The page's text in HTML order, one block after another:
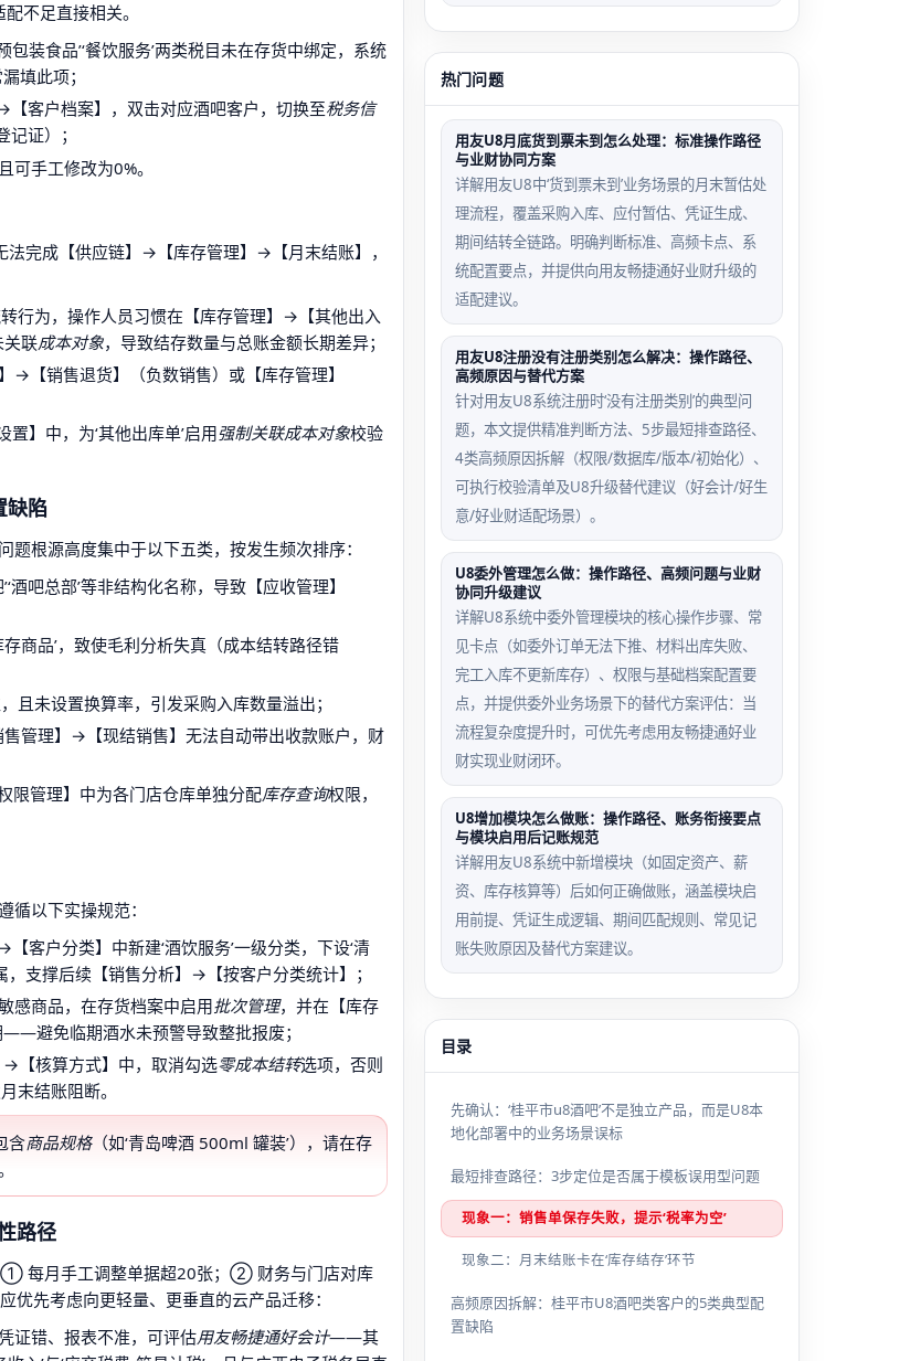
不足直接相关。
包装食品’‘餐饮服务’两类税目未在存货中绑定，系统
填此项；
客户档案】，双击对应酒吧客户，切换至税务信
记证）；
可手工修改为0%。
完成【供应链】→【库存管理】→【月末结账】，
转行为，操作人员习惯在【库存管理】→【其他出入
关联成本对象，导致结存数量与总账金额长期差异；
→【销售退货】（负数销售）或【库存管理】
】中，为‘其他出库单’启用强制关联成本对象校验
缺陷
根源高度集中于以下五类，按发生频次排序：
酒吧总部’等非结构化名称，导致【应收管理】
存商品’，致使毛利分析失真（成本结转路径错
，且未设置换算率，引发采购入库数量溢出；
售管理】→【现结销售】无法自动带出收款账户，财
限管理】中为各门店仓库单独分配库存查询权限，
以下实操规范：
客户分类】中新建‘酒饮服务’一级分类，下设‘清
，支撑后续【销售分析】→【按客户分类统计】；
感商品，在存货档案中启用批次管理，并在【库存
避免临期酒水未预警导致整批报废；
【核算方式】中，取消勾选零成本结转选项，否则
末结账阻断。
含商品规格（如‘青岛啤酒 500ml 罐装’），请在存
路径
① 每月手工调整单据超20张；② 财务与门店对库
先考虑向更轻量、更垂直的云产品迁移：
证错、报表不准，可评估用友畅捷通好会计——其
热门问题
用友U8月底货到票未到怎么处理：标准操作路径
与业财协同方案
详解用友U8中‘货到票未到’业务场景的月末暂估处
理流程，覆盖采购入库、应付暂估、凭证生成、
期间结转全链路。明确判断标准、高频卡点、系
统配置要点，并提供向用友畅捷通好业财升级的
适配建议。
用友U8注册没有注册类别怎么解决：操作路径、
高频原因与替代方案
针对用友U8系统注册时‘没有注册类别’的典型问
题，本文提供精准判断方法、5步最短排查路径、
4类高频原因拆解（权限/数据库/版本/初始化）、
可执行校验清单及U8升级替代建议（好会计/好生
意/好业财适配场景）。
U8委外管理怎么做：操作路径、高频问题与业财
协同升级建议
详解U8系统中委外管理模块的核心操作步骤、常
见卡点（如委外订单无法下推、材料出库失败、
完工入库不更新库存）、权限与基础档案配置要
点，并提供委外业务场景下的替代方案评估：当
流程复杂度提升时，可优先考虑用友畅捷通好业
财实现业财闭环。
U8增加模块怎么做账：操作路径、账务衔接要点
与模块启用后记账规范
详解用友U8系统中新增模块（如固定资产、薪
资、库存核算等）后如何正确做账，涵盖模块启
用前提、凭证生成逻辑、期间匹配规则、常见记
账失败原因及替代方案建议。
目录
先确认：‘桂平市u8酒吧’不是独立产品，而是U8本
地化部署中的业务场景误标
最短排查路径：3步定位是否属于模板误用型问题
现象一：销售单保存失败，提示‘税率为空’
现象二：月末结账卡在‘库存结存’环节
高频原因拆解：桂平市U8酒吧类客户的5类典型配
置缺陷